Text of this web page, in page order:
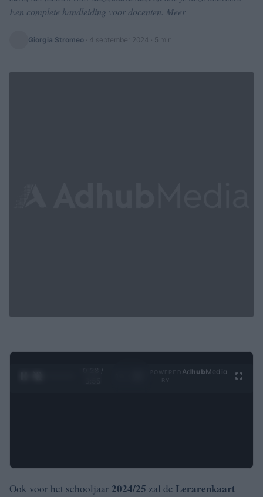
Een complete handleiding voor docenten. Meer
Giorgia Stromeo 4 september 2024 · 5 min
0:29 /
Ad hubMedia
Ook voor het schooljaar2024/25 zal de Lerarenkaart